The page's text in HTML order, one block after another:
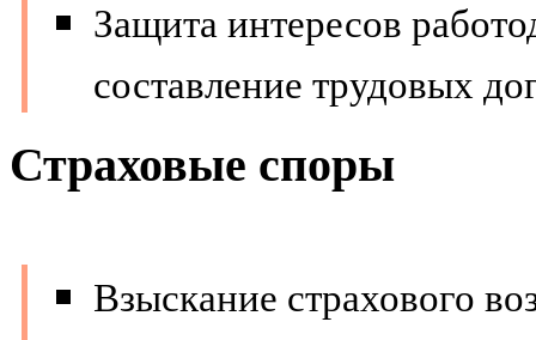
Защита интересов
составление трудовых
Страховые споры
Взыскание страхового